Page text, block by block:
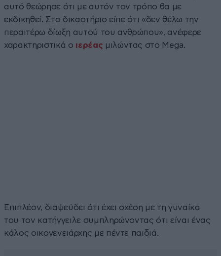
αυτό θεώρησε ότι με αυτόν τον τρόπο θα με
εκδικηθεί. Στο δικαστήριο είπε ότι «δεν θέλω την
περαιτέρω δίωξη αυτού του ανθρώπου», ανέφερε
χαρακτηριστικά ο ιερέας μιλώντας στο Mega.
Επιπλέον, διαψεύδει ότι έχει σχέση με τη γυναίκα
του τον κατήγγειλε συμπληρώνοντας ότι είναι ένας
κάλος οικογενειάρχης με πέντε παιδιά.